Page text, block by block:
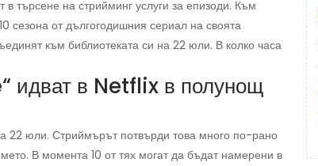
търсене на стрийминг услуги за епизоди. Към
сезона от дългогодишния сериал на своята
към библиотеката си на 22 юли. В колко часа
идват в Netflix в полунощ
22 юли. Стриймърът потвърди това много по-рано
В момента 10 от тях могат да бъдат намерени в